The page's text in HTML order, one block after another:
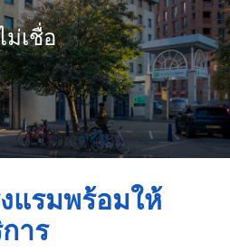
ม่เชื่อ
แรมพร้อมให้
าร